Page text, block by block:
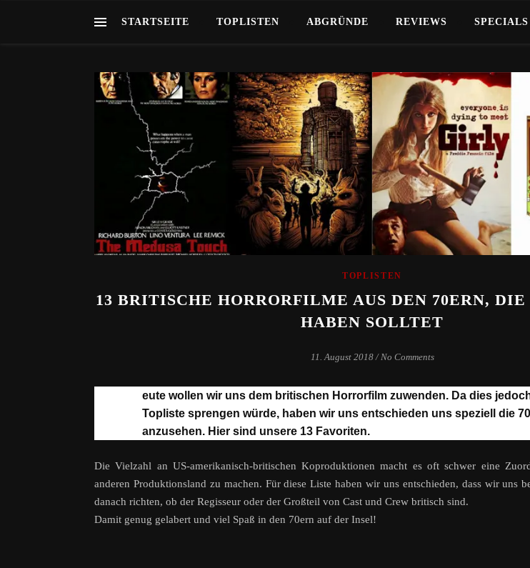
STARTSEITE TOPLISTEN ABGRÜNDE REVIEWS SPECIALS
TOPLISTEN
13 BRITISCHE HORRORFILME AUS DEN 70ERN,
HABEN SOLLTET
11. August 2018 / No Comments
eute wollen wir uns dem britischen Horrorfilm zuwenden. Da dies
Topliste sprengen würde, haben wir uns entschieden uns speziell die
anzusehen. Hier sind unsere 13 Favoriten.
Die Vielzahl an US-amerikanisch-britischen Koproduktionen macht es oft schwer eine
anderen Produktionsland zu machen. Für diese Liste haben wir uns entschieden, dass wir uns
danach richten, ob der Regisseur oder der Großteil von Cast und Crew britisch sind.
Damit genug gelabert und viel Spaß in den 70ern auf der Insel!